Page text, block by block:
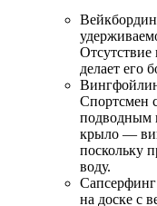
Отсутствие
делает его
Спортсмен
подводным
крыло —
поскольку
воду.
на доске с